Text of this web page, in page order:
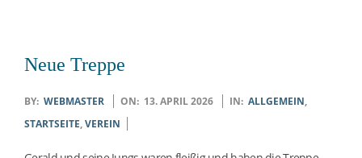
-
C
Neue Treppe
2026-
04-
BY: WEBMASTER ON: 13. APRIL 2026 IN: ALLGEMEIN,
STARTSEITE,VEREIN